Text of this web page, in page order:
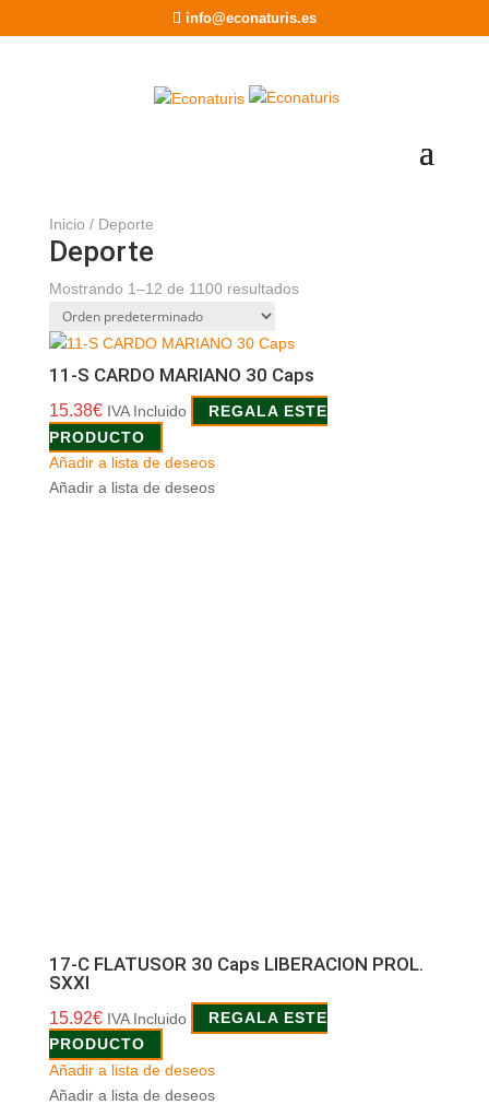
info@econaturis.es
Inicio / Deporte
Deporte
Mostrando 1–12 de 1100 resultados
11-S CARDO MARIANO 30 Caps
15.38€ IVA Incluido
REGALA ESTE
PRODUCTO
Añadir a lista de deseos
Añadir a lista de deseos
17-C FLATUSOR 30 Caps LIBERACION PROL.
SXXI
15.92€ IVA Incluido
REGALA ESTE
PRODUCTO
Añadir a lista de deseos
Añadir a lista de deseos